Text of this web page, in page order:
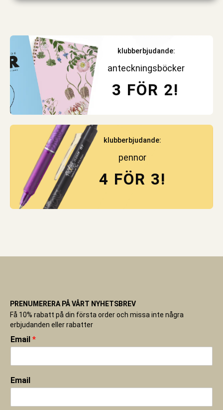
klubberbjudande:
anteckningsböcker
3 FÖR 2!
klubberbjudande:
pennor
4 FÖR 3!
PRENUMERERA PÅ VÅRT NYHETSBREV
Få 10% rabatt på din första order och missa inte några
erbjudanden eller rabatter
Email *
Email